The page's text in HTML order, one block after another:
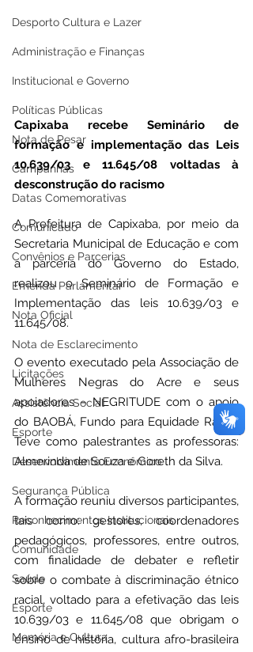
Desporto Cultura e Lazer
Administração e Finanças
Institucional e Governo
Políticas Públicas
Nota de Pesar
Campanhas
Datas Comemorativas
Comunicado
Convênios e Parcerias
Emenda Parlamentar
Nota Oficial
Nota de Esclarecimento
Licitações
Assistência Social
Esporte
Desenvolvimento Econômico
Segurança Pública
Reconhecimentos Institucionais
Comunidade
Saúde
Esporte
Memória e Cultura
Capixaba recebe Seminário de
formação e implementação das Leis
10.639/03 e 11.645/08 voltadas à
desconstrução do racismo
A Prefeitura de Capixaba, por meio da
Secretaria Municipal de Educação e com
a parceria do Governo do Estado,
realizou o Seminário de Formação e
Implementação das leis 10.639/03 e
11.645/08.
O evento executado pela Associação de
Mulheres Negras do Acre e seus
apoiadores – NEGRITUDE com o apoio
do BAOBÁ, Fundo para Equidade Racial.
Teve como palestrantes as professoras:
Almerinda de Souza e Goreth da Silva.
A formação reuniu diversos participantes,
tais como: gestores, coordenadores
pedagógicos, professores, entre outros,
com finalidade de debater e refletir
sobre o combate à discriminação étnico
racial, voltado para a efetivação das leis
10.639/03 e 11.645/08 que obrigam o
ensino de história, cultura afro-brasileira